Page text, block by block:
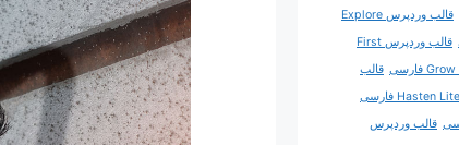
قالب وردپرس Explore
قالب وردپرس First
قالب
قالب وردپرس